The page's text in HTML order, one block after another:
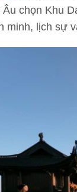
Âu chọn Khu
minh, lịch sự